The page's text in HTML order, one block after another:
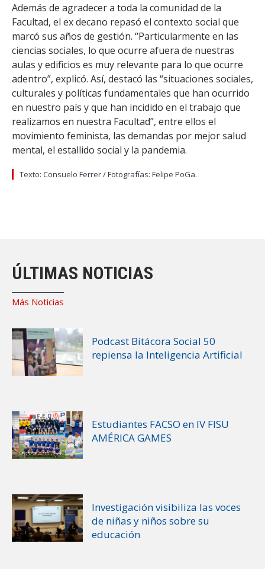
Además de agradecer a toda la comunidad de la
Facultad, el ex decano repasó el contexto social que
marcó sus años de gestión. “Particularmente en las
ciencias sociales, lo que ocurre afuera de nuestras
aulas y edificios es muy relevante para lo que ocurre
adentro”, explicó. Así, destacó las “situaciones sociales,
culturales y políticas fundamentales que han ocurrido
en nuestro país y que han incidido en el trabajo que
realizamos en nuestra Facultad”, entre ellos el
movimiento feminista, las demandas por mejor salud
mental, el estallido social y la pandemia.
Texto: Consuelo Ferrer / Fotografías: Felipe PoGa.
ÚLTIMAS NOTICIAS
Más Noticias
Podcast Bitácora Social 50
repiensa la Inteligencia Artificial
Estudiantes FACSO en IV FISU
AMÉRICA GAMES
Investigación visibiliza las voces
de niñas y niños sobre su
educación